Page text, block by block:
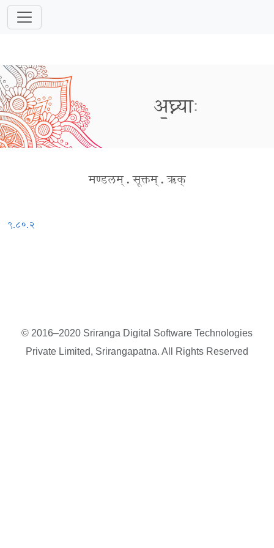
अ॒घ्न्याः
मण्डलम् . सूक्तम् . ऋक्
९.८०.२
© 2016–2020 Sriranga Digital Software Technologies
Private Limited, Srirangapatna. All Rights Reserved